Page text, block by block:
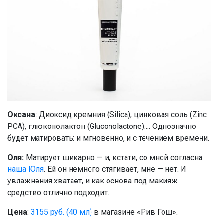
(Sunflower) Seed Oil, Poria Cocos Sclerotium Extract,
Sodium Lactate, Propolis Extract, Methylsilanol Tri-
Peg-8 Glyceryl Cocoate, Polyquaternium-7, Bht,
Palmitoyl Hexapeptide-12
Оксана: Диоксид кремния (Silica), цинковая соль (Zinc
PCA), глюконолактон (Gluconolactone)…. Однозначно
будет матировать: и мгновенно, и с течением времени.
Оля: Матирует шикарно — и, кстати, со мной согласна
наша Юля. Ей он немного стягивает, мне — нет. И
увлажнения хватает, и как основа под макияж
средство отлично подходит.
Цена: 3155 руб. (40 мл) в магазине «Рив Гош».